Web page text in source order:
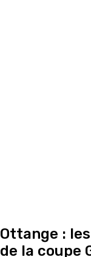
Ottange :
de la coupe